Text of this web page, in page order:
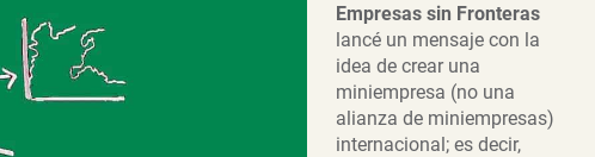
Empresas sin Fronteras
lancé un mensaje con la
idea de crear una
miniempresa (no una
alianza de miniempresas)
internacional; es decir,